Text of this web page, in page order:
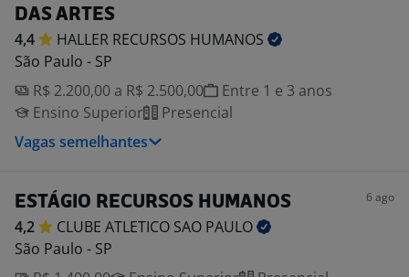
DAS ARTES
4,4 HALLER RECURSOS HUMANOS
São Paulo - SP
R$ 2.200,00 a R$ 2.500,00
Entre 1 e 3 anos
Ensino Superior
Presencial
Vagas semelhantes
ESTÁGIO RECURSOS HUMANOS 6 ago
4,2 CLUBE ATLETICO SAO PAULO
São Paulo - SP